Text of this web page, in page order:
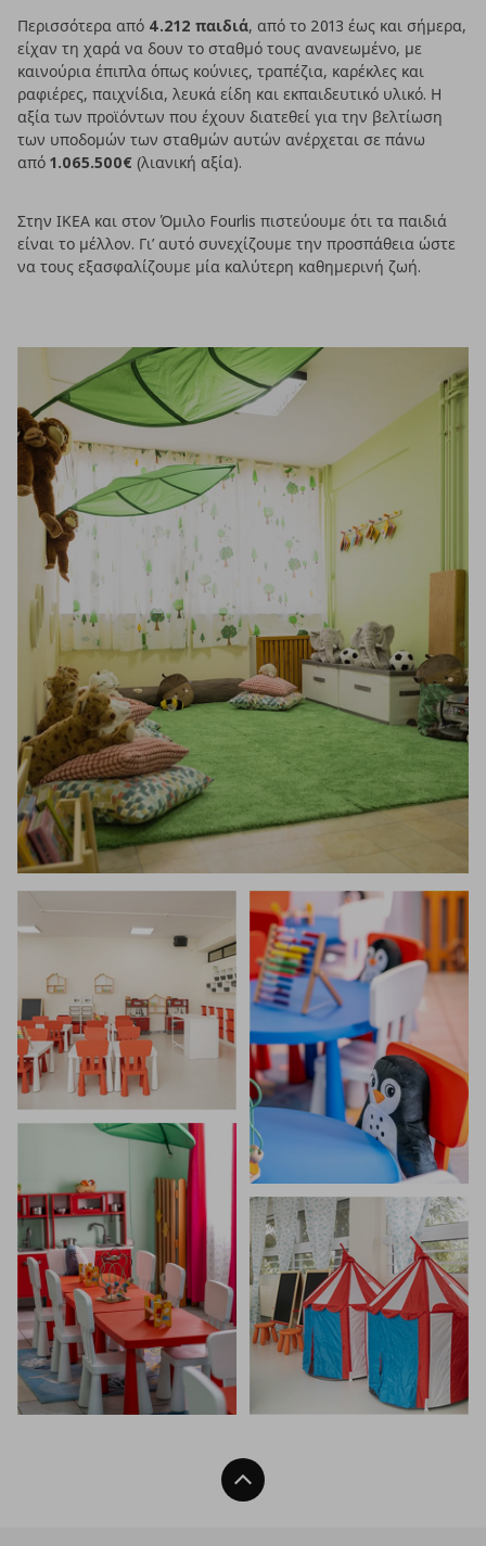
Περισσότερα από 4.212 παιδιά, από το 2013 έως και σήμερα,
είχαν τη χαρά να δουν το σταθμό τους ανανεωμένο, με
καινούρια έπιπλα όπως κούνιες, τραπέζια, καρέκλες και
ραφιέρες, παιχνίδια, λευκά είδη και εκπαιδευτικό υλικό. Η
αξία των προϊόντων που έχουν διατεθεί για την βελτίωση
των υποδομών των σταθμών αυτών ανέρχεται σε πάνω
από 1.065.500€ (λιανική αξία).
Στην ΙΚΕΑ και στον Όμιλο Fourlis πιστεύουμε ότι τα παιδιά
είναι το μέλλον. Γι’ αυτό συνεχίζουμε την προσπάθεια ώστε
να τους εξασφαλίζουμε μία καλύτερη καθημερινή ζωή.
Back To Top